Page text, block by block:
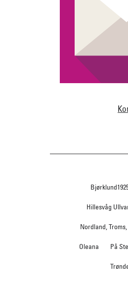
Hillesvåg
Nordland,
Oleana På